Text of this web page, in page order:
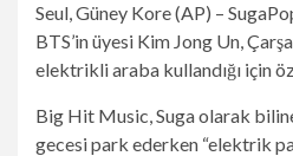
Seul, Güney Kore (AP) – Suga
BTS’in üyesi Kim Jong Un,
elektrikli araba kullandığı için
Big Hit Music, Suga olarak
gecesi park ederken “elektrik